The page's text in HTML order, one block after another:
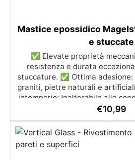
Mastice epossidico
e stuccate
✅ Elevate proprietà
resistenza e durata
stuccature. ✅ Ottima adesione:
graniti, pietre naturali e
intemperie: Inalterabile alle
e resistente agli UV. ✅
✅ Facile da usare:
rapporto 100:50 per
€10,99